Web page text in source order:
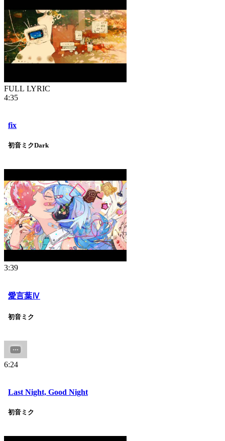
FULL LYRIC
4:35
fix
初音ミクDark
3:39
愛言葉Ⅳ
初音ミク
6:24
Last Night, Good Night
初音ミク